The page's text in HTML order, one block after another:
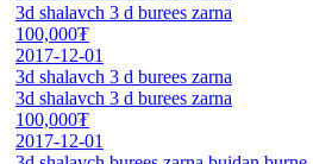
3d shalavch 3 d burees zarna
100,000₮
2017-12-01
3d shalavch 3 d burees zarna
3d shalavch 3 d burees zarna
100,000₮
2017-12-01